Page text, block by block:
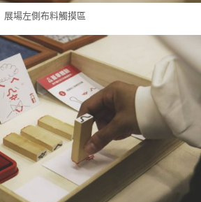
展場左側布料觸摸區